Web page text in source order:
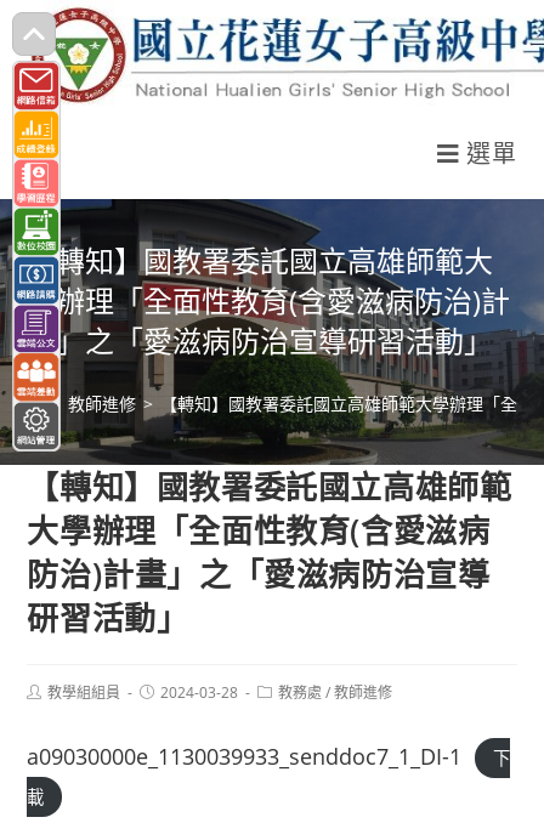
跳
轉
至
主
要
內
容
選單
【轉知】國教署委託國立高雄師範大
學辦理「全面性教育(含愛滋病防治)計
畫」之「愛滋病防治宣導研習活動」
> 教師進修 > 【轉知】國教署委託國立高雄師範大學辦理「全
【轉知】國教署委託國立高雄師範
大學辦理「全面性教育(含愛滋病
防治)計畫」之「愛滋病防治宣導
研習活動」
Post教學組組員
Post2024-03-28
Post教務處 / 教師進修
a09030000e_1130039933_senddoc7_1_DI-1
下
載